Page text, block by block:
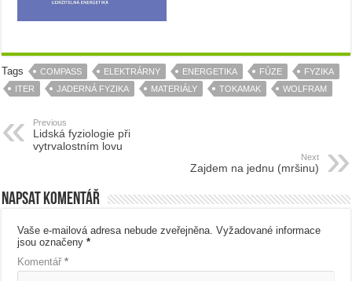
Tags COMPASS ELEKTRÁRNY ENERGETIKA FÚZE
FYZIKA
ITER
JADERNÁ FYZIKA MATERIÁLY TOKAMAK WOLFRAM
Previous
Lidská fyziologie při
vytrvalostním lovu
Next
Zajdem na jednu (mršinu)
Napsat komentář
Vaše e-mailová adresa nebude zveřejněna. Vyžadované informace
jsou označeny*
Komentář*